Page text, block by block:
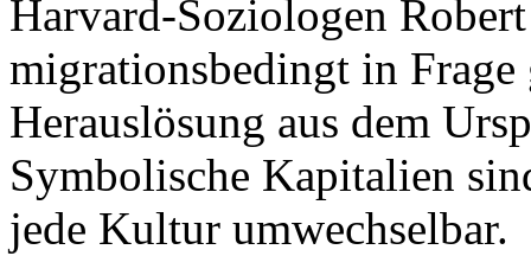
Harvard-Soziologen
migrationsbedingt in
Herauslösung aus dem
Symbolische Kapitalien
jede Kultur umwechselbar.